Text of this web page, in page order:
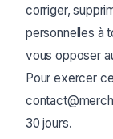
corriger,
personnelles à
vous opposer
Pour exercer
30 jours.